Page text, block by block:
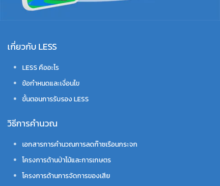
เกี่ยวกับ LESS
LESS คืออะไร
ข้อกำหนดและเงื่อนไข
ขั้นตอนการรับรอง LESS
วิธีการคำนวณ
เอกสารการคำนวณการลดก๊าซเรือนกระจก
โครงการด้านป่าไม้และการเกษตร
โครงการด้านการจัดการของเสีย